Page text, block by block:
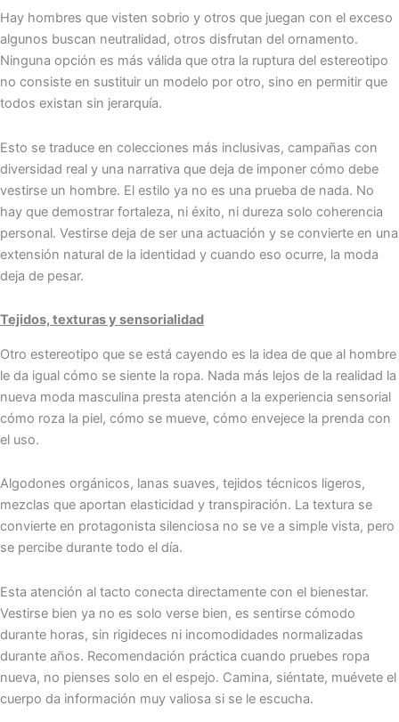
Hay hombres que visten sobrio y otros que juegan con el exceso
algunos buscan neutralidad, otros disfrutan del ornamento.
Ninguna opción es más válida que otra la ruptura del estereotipo
no consiste en sustituir un modelo por otro, sino en permitir que
todos existan sin jerarquía.
Esto se traduce en colecciones más inclusivas, campañas con
diversidad real y una narrativa que deja de imponer cómo debe
vestirse un hombre. El estilo ya no es una prueba de nada. No
hay que demostrar fortaleza, ni éxito, ni dureza solo coherencia
personal. Vestirse deja de ser una actuación y se convierte en una
extensión natural de la identidad y cuando eso ocurre, la moda
deja de pesar.
Tejidos, texturas y sensorialidad
Otro estereotipo que se está cayendo es la idea de que al hombre
le da igual cómo se siente la ropa. Nada más lejos de la realidad la
nueva moda masculina presta atención a la experiencia sensorial
cómo roza la piel, cómo se mueve, cómo envejece la prenda con
el uso.
Algodones orgánicos, lanas suaves, tejidos técnicos ligeros,
mezclas que aportan elasticidad y transpiración. La textura se
convierte en protagonista silenciosa no se ve a simple vista, pero
se percibe durante todo el día.
Esta atención al tacto conecta directamente con el bienestar.
Vestirse bien ya no es solo verse bien, es sentirse cómodo
durante horas, sin rigideces ni incomodidades normalizadas
durante años. Recomendación práctica cuando pruebes ropa
nueva, no pienses solo en el espejo. Camina, siéntate, muévete el
cuerpo da información muy valiosa si se le escucha.